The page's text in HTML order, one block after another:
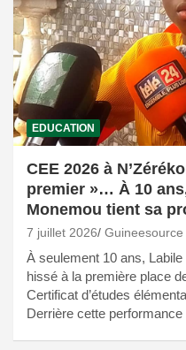
EDUCATION
CEE 2026 à
premier »… À 10
Monemou tient sa
7 juillet 2026 Guineesource
À seulement 10 ans,
hissé à la première place
Certificat d’études
Derrière cette